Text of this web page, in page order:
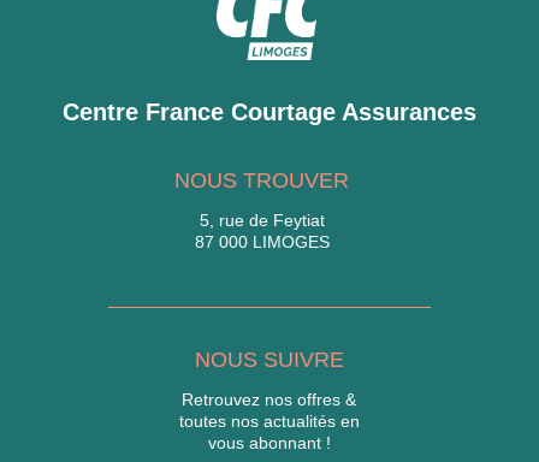
Centre France Courtage Assurances
NOUS TROUVER
5, rue de Feytiat
87 000 LIMOGES
NOUS SUIVRE
Retrouvez nos offres &
toutes nos actualités en
vous abonnant !